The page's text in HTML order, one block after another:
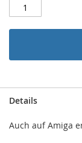
Details
Auch auf Amiga